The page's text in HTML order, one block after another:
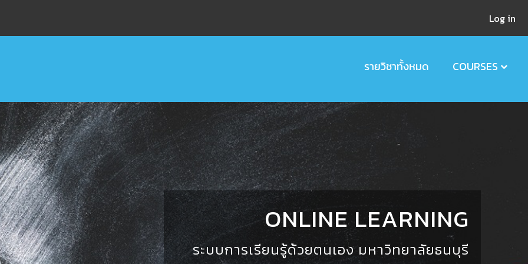
Log in
รายวิชาทั้งหมด COURSES
ONLINE LEARNING
ระบบการเรียนรู้ด้วยตนเอง มหาวิทยาลัยธนบุรี